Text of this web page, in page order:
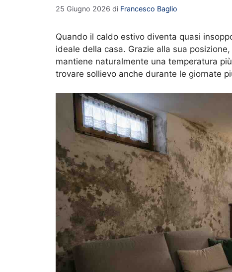
25 Giugno 2026 di Francesco Baglio
Quando il caldo estivo diventa quasi
ideale della casa. Grazie alla sua
mantiene naturalmente una temperatura
trovare sollievo anche durante le giornate